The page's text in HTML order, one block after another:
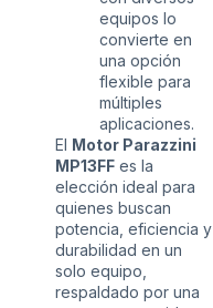
equipos lo
convierte en
una opción
flexible para
múltiples
aplicaciones.
El Motor Parazzini
MP13FF es la
elección ideal para
quienes buscan
potencia, eficiencia y
durabilidad en un
solo equipo,
respaldado por una